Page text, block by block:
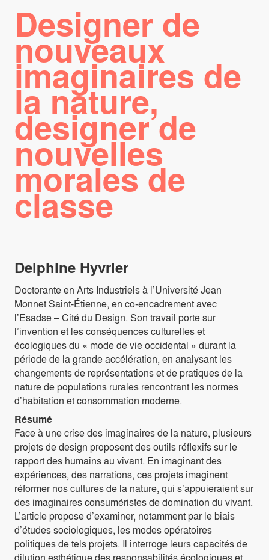
Designer de
nouveaux
imaginaires de
la nature,
designer de
nouvelles
morales de
classe
Delphine Hyvrier
Doctorante en Arts Industriels à l’Université Jean
Monnet Saint-Étienne, en co-encadrement avec
l’Esadse – Cité du Design. Son travail porte sur
l’invention et les conséquences culturelles et
écologiques du « mode de vie occidental » durant la
période de la grande accélération, en analysant les
changements de représentations et de pratiques de la
nature de populations rurales rencontrant les normes
d’habitation et consommation moderne.
Résumé
Face à une crise des imaginaires de la nature, plusieurs
projets de design proposent des outils réflexifs sur le
rapport des humains au vivant. En imaginant des
expériences, des narrations, ces projets imaginent
réformer nos cultures de la nature, qui s’appuieraient sur
des imaginaires consuméristes de domination du vivant.
L’article propose d’examiner, notamment par le biais
d’études sociologiques, les modes opératoires
politiques de tels projets. Il interroge leurs capacités de